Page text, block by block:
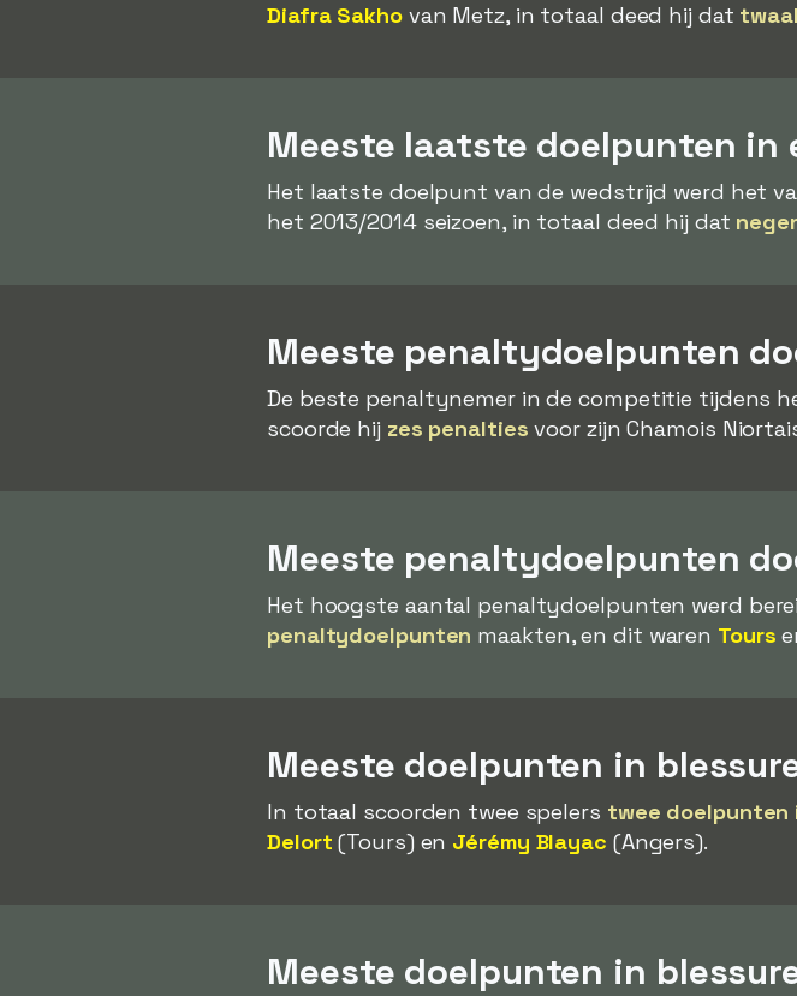
Diafra Sakhovan Metz, in totaal deed hij dat
Meeste laatste doelpunten in
Het laatste doelpunt van de wedstrijd werd het
het 2013/2014 seizoen, in totaal deed hij dat
Meeste penaltydoelpunten
De beste penaltynemer in de competitie tijdens
scoorde hij zes penalties voor zijn Chamois
Meeste penaltydoelpunten
Het hoogste aantal penaltydoelpunten werd
penaltydoelpunten maakten, en dit waren Tours
Meeste doelpunten in
In totaal scoorden twee spelers twee
Delort (Tours) en Jérémy Blayac (Angers).
Meeste doelpunten in